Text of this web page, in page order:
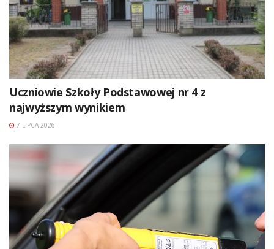
Uczniowie Szkoły Podstawowej nr 4 z
najwyższym wynikiem
7 LIPCA 2026